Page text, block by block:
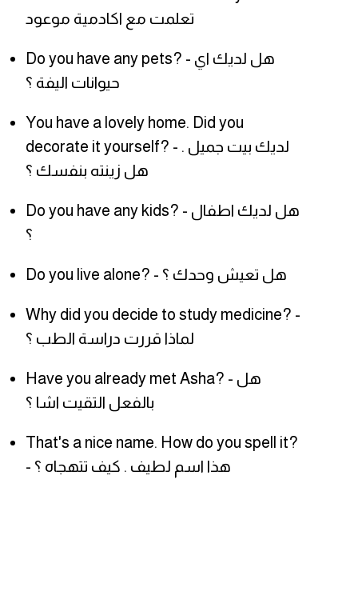
تعلمت مع اكادمية موعود
Do you have any pets? - هل لديك اي
حيوانات اليفة ؟
You have a lovely home. Did you
decorate it yourself? - لديك بيت جميل .
هل زينته بنفسك ؟
Do you have any kids? - هل لديك اطفال
؟
Do you live alone? - هل تعيش وحدك ؟
Why did you decide to study medicine? -
لماذا قررت دراسة الطب ؟
Have you already met Asha? - هل
بالفعل التقيت اشا ؟
That's a nice name. How do you spell it?
- هذا اسم لطيف . كيف تتهجاه ؟